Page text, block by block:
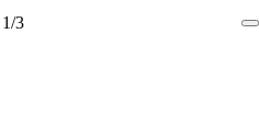
1/3